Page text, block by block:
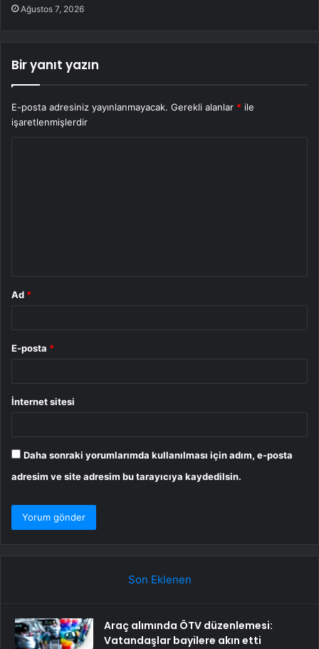
Ağustos 7, 2026
Bir yanıt yazın
E-posta adresiniz yayınlanmayacak. Gerekli alanlar * ile
işaretlenmişlerdir
Ad *
E-posta *
İnternet sitesi
Daha sonraki yorumlarımda kullanılması için adım, e-posta
adresim ve site adresim bu tarayıcıya kaydedilsin.
Son Eklenen
Araç alımında ÖTV düzenlemesi:
Vatandaşlar bayilere akın etti